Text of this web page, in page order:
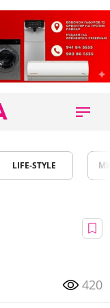
LIFE-STYLE
420